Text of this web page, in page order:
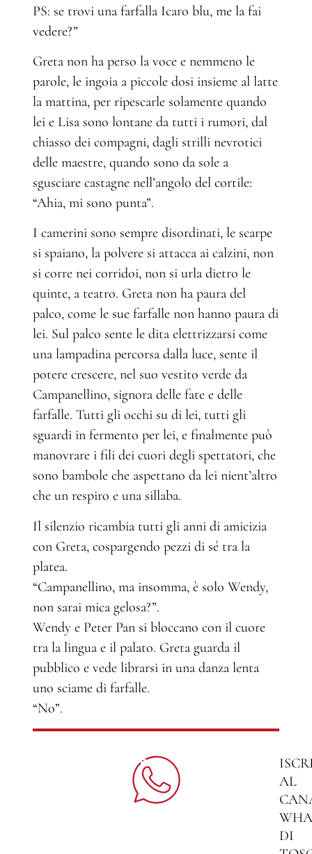
PS: se trovi una farfalla Icaro blu, me la fai
vedere?”
Greta non ha perso la voce e nemmeno le
parole, le ingoia a piccole dosi insieme al latte
la mattina, per ripescarle solamente quando
lei e Lisa sono lontane da tutti i rumori, dal
chiasso dei compagni, dagli strilli nevrotici
delle maestre, quando sono da sole a
sgusciare castagne nell’angolo del cortile:
“Ahia, mi sono punta”.
I camerini sono sempre disordinati, le scarpe
si spaiano, la polvere si attacca ai calzini, non
si corre nei corridoi, non si urla dietro le
quinte, a teatro. Greta non ha paura del
palco, come le sue farfalle non hanno paura di
lei. Sul palco sente le dita elettrizzarsi come
una lampadina percorsa dalla luce, sente il
potere crescere, nel suo vestito verde da
Campanellino, signora delle fate e delle
farfalle. Tutti gli occhi su di lei, tutti gli
sguardi in fermento per lei, e finalmente può
manovrare i fili dei cuori degli spettatori, che
sono bambole che aspettano da lei nient’altro
che un respiro e una sillaba.
Il silenzio ricambia tutti gli anni di amicizia
con Greta, cospargendo pezzi di sé tra la
platea.
“Campanellino, ma insomma, è solo Wendy,
non sarai mica gelosa?”.
Wendy e Peter Pan si bloccano con il cuore
tra la lingua e il palato. Greta guarda il
pubblico e vede librarsi in una danza lenta
uno sciame di farfalle.
“No”.
AL
DI